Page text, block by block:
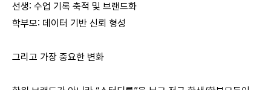
선생: 수업 기록 축적 및 브랜드화
학부모: 데이터 기반 신뢰 형성
그리고 가장 중요한 변화